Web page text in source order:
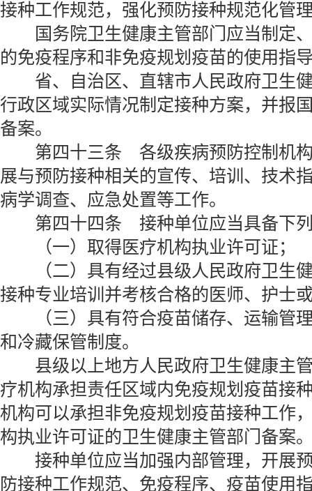
接种工作规范，强化预防接种规范化管
国务院卫生健康主管部门应当制定、
的免疫程序和非免疫规划疫苗的使用指
省、自治区、直辖市人民政府卫生健
行政区域实际情况制定接种方案，并报
备案。
第四十三条 各级疾病预防控制机构
展与预防接种相关的宣传、培训、技术
病学调查、应急处置等工作。
第四十四条 接种单位应当具备下列
（一）取得医疗机构执业许可证；
（二）具有经过县级人民政府卫生健
接种专业培训并考核合格的医师、护士
（三）具有符合疫苗储存、运输管理
和冷藏保管制度。
县级以上地方人民政府卫生健康主管
疗机构承担责任区域内免疫规划疫苗接
机构可以承担非免疫规划疫苗接种工作
构执业许可证的卫生健康主管部门备案
接种单位应当加强内部管理，开展预
防接种工作规范、免疫程序、疫苗使用